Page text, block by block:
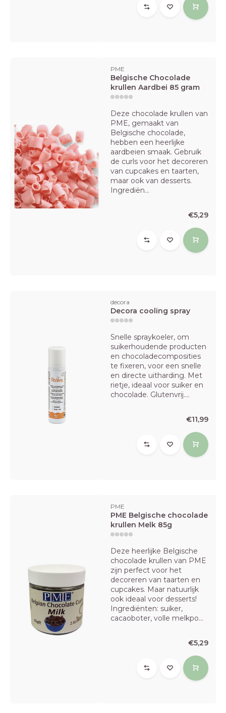
PME
Belgische Chocolade
krullen Aardbei 85 gram
Deze chocolade krullen van
PME, gemaakt van
Belgische chocolade,
hebben een heerlijke
aardbeien smaak. Gebruik
de curls voor het decoreren
van cupcakes en taarten,
maar ook van desserts.
Ingrediën...
€5,29
decora
Decora cooling spray
Snelle spraykoeler, om
suikerhoudende producten
en chocoladecomposities
te fixeren, voor een snelle
en directe uitharding. Met
rietje, ideaal voor suiker en
chocolade. Glutenvrij....
€11,99
PME
PME Belgische chocolade
krullen Melk 85g
Deze heerlijke Belgische
chocolade krullen van PME
zijn perfect voor het
decoreren van taarten en
cupcakes. Maar natuurlijk
ook ideaal voor desserts!
Ingrediënten: suiker,
cacaoboter, volle melkpo...
€5,29